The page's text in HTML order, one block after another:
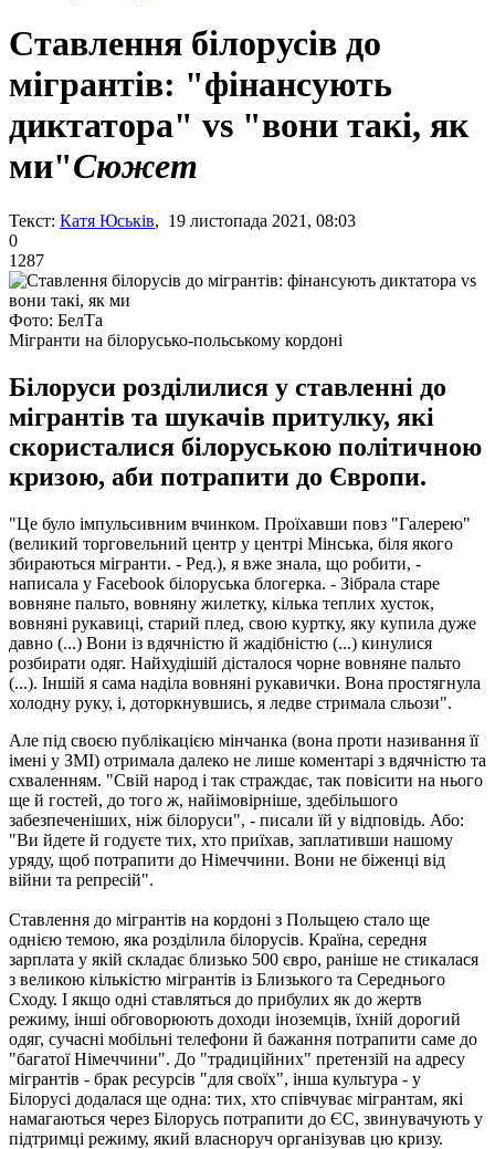
Ставлення білорусів до
мігрантів: "фінансують
диктатора" vs "вони такі, як
ми"Сюжет
Текст: Катя Юськів, 19 листопада 2021, 08:03
0
1287
Фото: БелТа
Мігранти на білорусько-польському кордоні
Білоруси розділилися у ставленні до
мігрантів та шукачів притулку, які
скористалися білоруською політичною
кризою, аби потрапити до Європи.
"Це було імпульсивним вчинком. Проїхавши повз "Галерею"
(великий торговельний центр у центрі Мінська, біля якого
збираються мігранти. - Ред.), я вже знала, що робити, -
написала у Facebook білоруська блогерка. - Зібрала старе
вовняне пальто, вовняну жилетку, кілька теплих хусток,
вовняні рукавиці, старий плед, свою куртку, яку купила дуже
давно (...) Вони із вдячністю й жадібністю (...) кинулися
розбирати одяг. Найхудішій дісталося чорне вовняне пальто
(...). Іншій я сама наділа вовняні рукавички. Вона простягнула
холодну руку, і, доторкнувшись, я ледве стримала сльози".
Але під своєю публікацією мінчанка (вона проти називання її
імені у ЗМІ) отримала далеко не лише коментарі з вдячністю та
схваленням. "Свій народ і так страждає, так повісити на нього
ще й гостей, до того ж, найімовірніше, здебільшого
забезпеченіших, ніж білоруси", - писали їй у відповідь. Або:
"Ви йдете й годуєте тих, хто приїхав, заплативши нашому
уряду, щоб потрапити до Німеччини. Вони не біженці від
війни та репресій".
Ставлення до мігрантів на кордоні з Польщею стало ще
однією темою, яка розділила білорусів. Країна, середня
зарплата у якій складає близько 500 євро, раніше не стикалася
з великою кількістю мігрантів із Близького та Середнього
Сходу. І якщо одні ставляться до прибулих як до жертв
режиму, інші обговорюють доходи іноземців, їхній дорогий
одяг, сучасні мобільні телефони й бажання потрапити саме до
"багатої Німеччини". До "традиційних" претензій на адресу
мігрантів - брак ресурсів "для своїх", інша культура - у
Білорусі додалася ще одна: тих, хто співчуває мігрантам, які
намагаються через Білорусь потрапити до ЄС, звинувачують у
підтримці режиму, який власноруч організував цю кризу.